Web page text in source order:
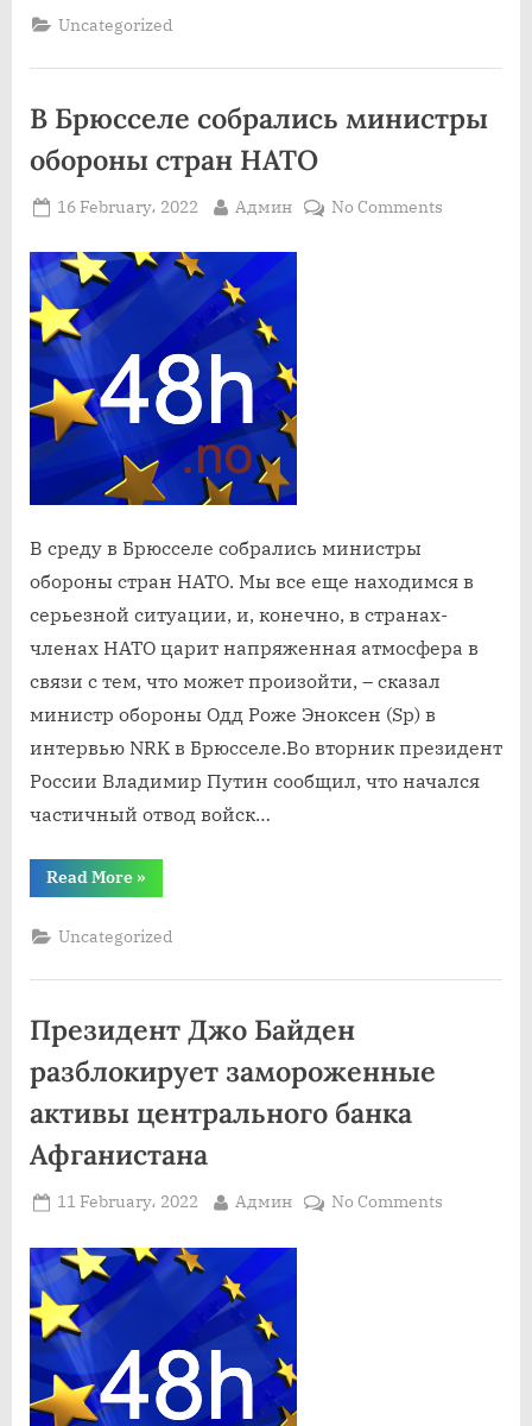
мирных
жителей
насиловали
Uncategorized
В Брюсселе собрались министры
обороны стран НАТО
Posted
16 February، 2022 By
Админ No Commentson
В среду в Брюсселе собрались министры
обороны стран НАТО. Мы все еще находимся в
серьезной ситуации, и, конечно, в странах-
членах НАТО царит напряженная атмосфера в
связи с тем, что может произойти, – сказал
министр обороны Одд Роже Эноксен (Sp) в
интервью NRK в Брюсселе.Во вторник президент
России Владимир Путин сообщил, что начался
частичный отвод войск…
Read More“В
Брюсселе
министры
обороны
НАТО”
»
Uncategorized
Президент Джо Байден
разблокирует замороженные
активы центрального банка
Афганистана
Posted
11 February، 2022 By
Админ No Commentson